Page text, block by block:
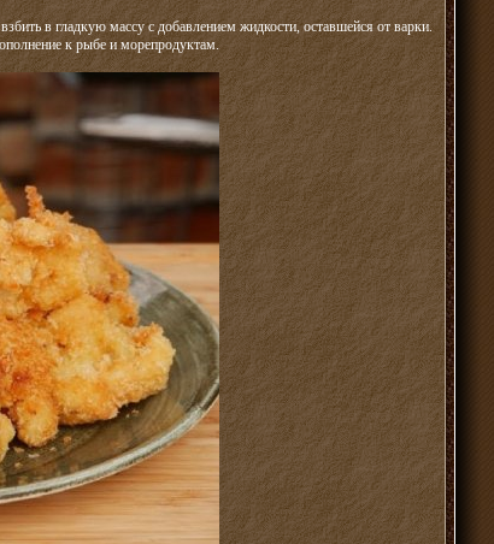
в гладкую массу с добавлением жидкости, оставшейся от варки.
к рыбе и морепродуктам.